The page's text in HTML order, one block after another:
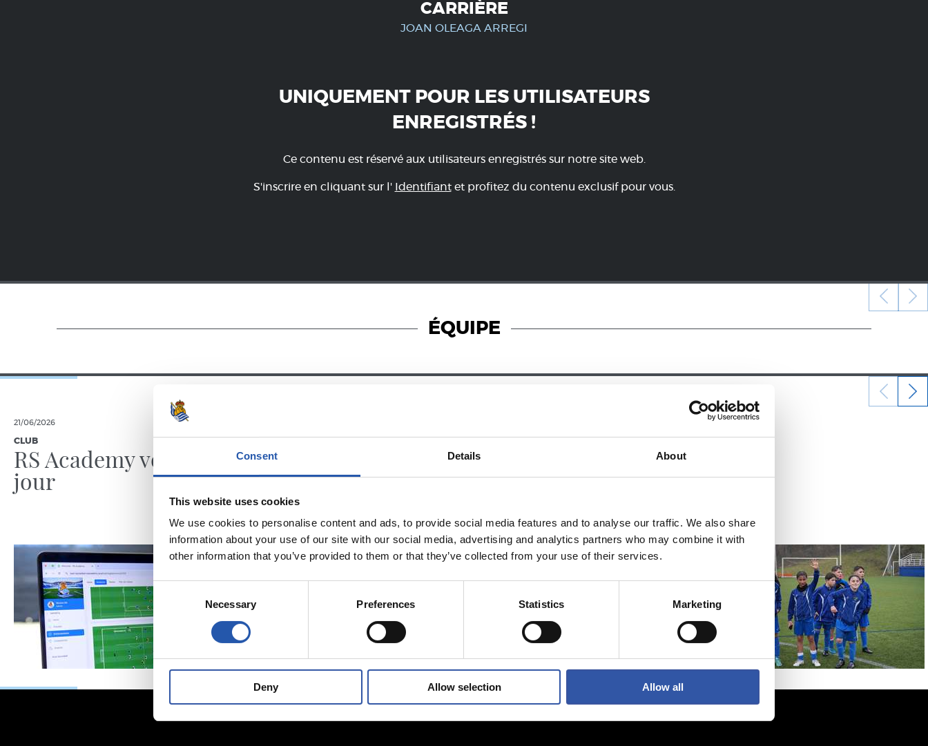
Consent Details About
This website uses cookies
We use cookies to personalise content and ads, to provide social media features and to analyse our traffic. We also share
information about your use of our site with our social media, advertising and analytics partners who may combine it with
other information that you’ve provided to them or that they’ve collected from your use of their services.
Consent
Selection
Necessary Preferences Statistics Marketing
Deny Allow selection Allow all
CARRIÈRE
JOAN OLEAGA ARREGI
UNIQUEMENT POUR LES UTILISATEURS
ENREGISTRÉS !
Ce contenu est réservé aux utilisateurs enregistrés sur notre site web.
S'inscrire en cliquant sur l' Identifiantet profitez du contenu exclusif pour vous.
ÉQUIPE
21/06/2026
CLUB
RS Academy voit le
jour
22/12/2024